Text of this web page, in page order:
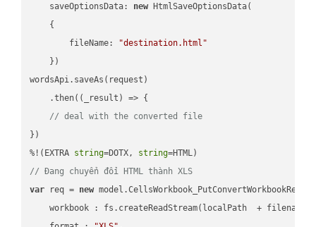
saveOptionsData: new HtmlSaveOptionsData(
    {
fileName:
"destination.html"
    })
wordsApi.saveAs(request)
    .then(
( _result ) => {
// deal with the converted file
})
%!(EXTRA string=DOTX, string
// Đang chuyển đổi HTML thành XLS
var req = new
workbook : fs.createReadStream(localPath  + filename